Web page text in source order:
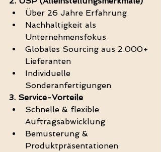
Über 26 Jahre Erfahrung
Nachhaltigkeit als
Unternehmensfokus
Globales Sourcing aus 2.000+
Lieferanten
Individuelle
Sonderanfertigungen
3. Service-Vorteile
Schnelle & flexible
Auftragsabwicklung
Bemusterung &
Produktpräsentationen